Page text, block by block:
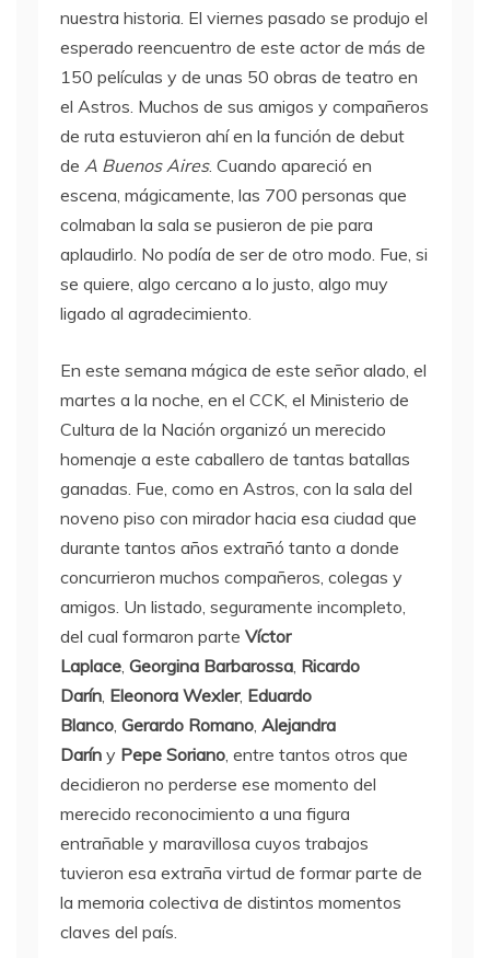
nuestra historia. El viernes pasado se produjo el
esperado reencuentro de este actor de más de
150 películas y de unas 50 obras de teatro en
el Astros. Muchos de sus amigos y compañeros
de ruta estuvieron ahí en la función de debut
de A Buenos Aires. Cuando apareció en
escena, mágicamente, las 700 personas que
colmaban la sala se pusieron de pie para
aplaudirlo. No podía de ser de otro modo. Fue, si
se quiere, algo cercano a lo justo, algo muy
ligado al agradecimiento.
En este semana mágica de este señor alado, el
martes a la noche, en el CCK, el Ministerio de
Cultura de la Nación organizó un merecido
homenaje a este caballero de tantas batallas
ganadas. Fue, como en Astros, con la sala del
noveno piso con mirador hacia esa ciudad que
durante tantos años extrañó tanto a donde
concurrieron muchos compañeros, colegas y
amigos. Un listado, seguramente incompleto,
del cual formaron parte Víctor
Laplace, Georgina Barbarossa, Ricardo
Darín, Eleonora Wexler, Eduardo
Blanco, Gerardo Romano, Alejandra
Darín y Pepe Soriano, entre tantos otros que
decidieron no perderse ese momento del
merecido reconocimiento a una figura
entrañable y maravillosa cuyos trabajos
tuvieron esa extraña virtud de formar parte de
la memoria colectiva de distintos momentos
claves del país.